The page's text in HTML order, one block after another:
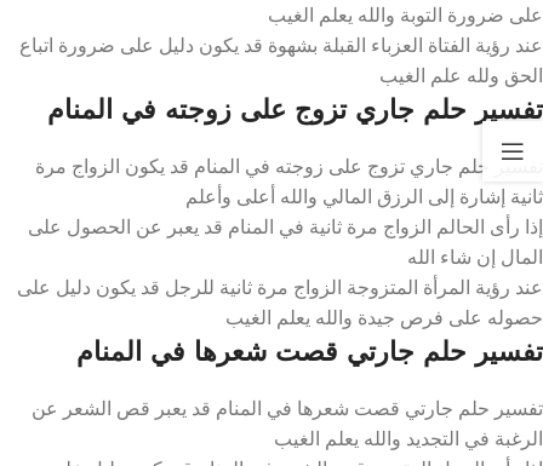
على ضرورة التوبة والله يعلم الغيب
عند رؤية الفتاة العزباء القبلة بشهوة قد يكون دليل على ضرورة اتباع
الحق ولله علم الغيب
تفسير حلم جاري تزوج على زوجته في المنام
تفسير حلم جاري تزوج على زوجته في المنام قد يكون الزواج مرة
ثانية إشارة إلى الرزق المالي والله أعلى وأعلم
إذا رأى الحالم الزواج مرة ثانية في المنام قد يعبر عن الحصول على
المال إن شاء الله
عند رؤية المرأة المتزوجة الزواج مرة ثانية للرجل قد يكون دليل على
حصوله على فرص جيدة والله يعلم الغيب
تفسير حلم جارتي قصت شعرها في المنام
تفسير حلم جارتي قصت شعرها في المنام قد يعبر قص الشعر عن
الرغبة في التجديد والله يعلم الغيب